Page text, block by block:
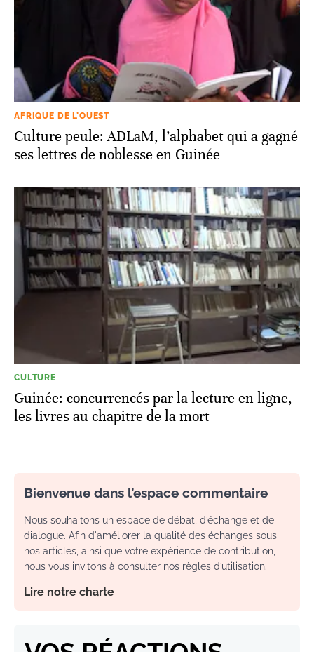
AFRIQUE DE L’OUEST
Culture peule: ADLaM, l’alphabet qui a gagné
ses lettres de noblesse en Guinée
CULTURE
Guinée: concurrencés par la lecture en ligne,
les livres au chapitre de la mort
Bienvenue dans l’espace commentaire
Nous souhaitons un espace de débat, d’échange et de
dialogue. Afin d'améliorer la qualité des échanges sous
nos articles, ainsi que votre expérience de contribution,
nous vous invitons à consulter nos règles d’utilisation.
Lire notre charte